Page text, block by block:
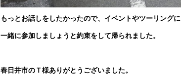
もっとお話しをしたかったので、イベントやツーリングに
一緒に参加しましょうと約束をして帰られました。
春日井市のＴ様ありがとうございました。